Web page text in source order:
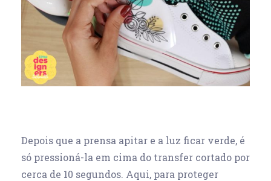
Depois que a prensa apitar e a luz ficar verde, é
só pressioná-la em cima do transfer cortado por
cerca de 10 segundos. Aqui, para proteger